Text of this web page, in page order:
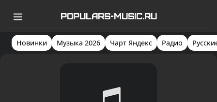
POPULARS-MUSIC.RU
Новинки Музыка 2026 Чарт Яндекс Радио